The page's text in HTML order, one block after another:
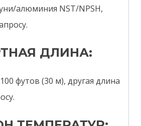
алюминия NST/NPSH,
ДЛИНА:
футов (30 м), другая длина